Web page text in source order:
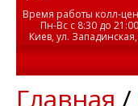
Время работы колл-
Пн-Вс с 8:30 до 21:00
Киев, ул.
Главная /